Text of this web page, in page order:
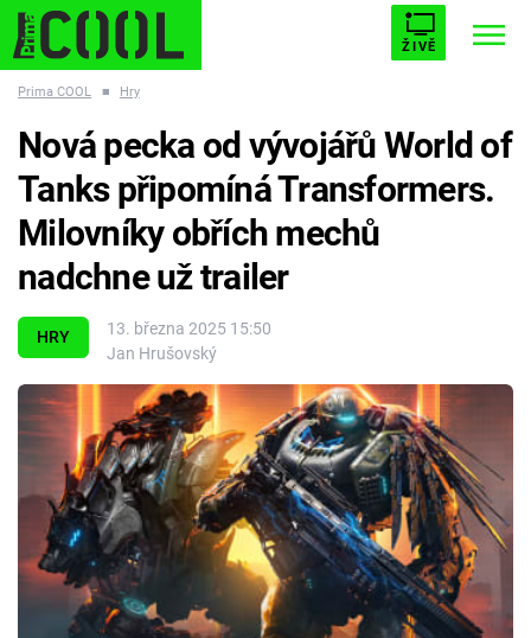
ŽIVĚ
ESCAPE PLNEJ KOTEL AVENGERS 5
Témata
Filmy
Seriály
Hry
Cool Esport
Pořady
Prima COOL ■ Hry
HRY
13. března 2025 15:50
Jan Hrušovský
Nová pecka od vývojářů World of
Tanks připomíná Transformers.
Milovníky obřích mechů
nadchne už trailer